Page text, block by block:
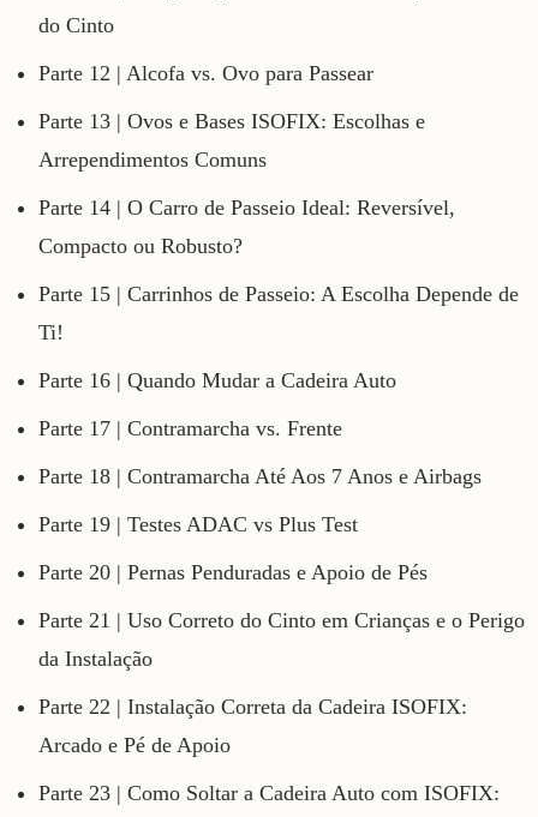
do Cinto
Parte 12 | Alcofa vs. Ovo para Passear
Parte 13 | Ovos e Bases ISOFIX: Escolhas e
Arrependimentos Comuns
Parte 14 | O Carro de Passeio Ideal: Reversível,
Compacto ou Robusto?
Parte 15 | Carrinhos de Passeio: A Escolha Depende de
Ti!
Parte 16 | Quando Mudar a Cadeira Auto
Parte 17 | Contramarcha vs. Frente
Parte 18 | Contramarcha Até Aos 7 Anos e Airbags
Parte 19 | Testes ADAC vs Plus Test
Parte 20 | Pernas Penduradas e Apoio de Pés
Parte 21 | Uso Correto do Cinto em Crianças e o Perigo
da Instalação
Parte 22 | Instalação Correta da Cadeira ISOFIX:
Arcado e Pé de Apoio
Parte 23 | Como Soltar a Cadeira Auto com ISOFIX: